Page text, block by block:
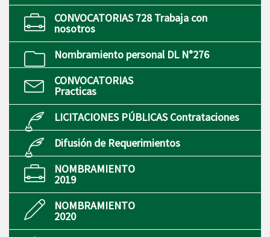
CONVOCATORIAS 728 Trabaja con
nosotros
Nombramiento personal DL N°276
CONVOCATORIAS
Practicas
LICITACIONES PÚBLICAS Contrataciones
Difusión de Requerimientos
NOMBRAMIENTO
2019
NOMBRAMIENTO
2020